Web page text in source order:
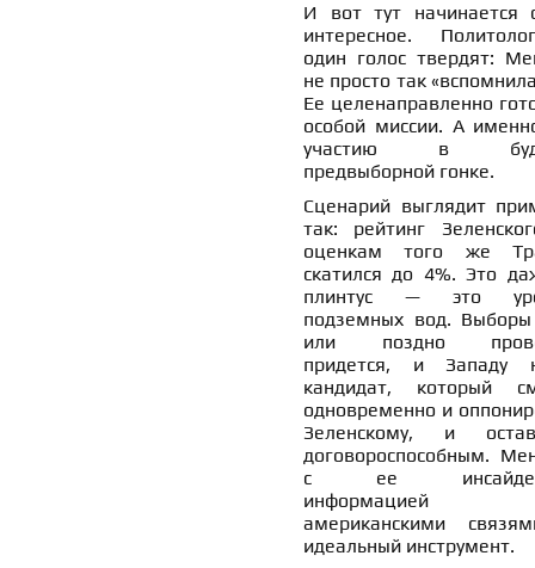
И вот тут начинается
интересное.
один голос твердят:
не просто так
Ее целенаправленно
особой миссии. А
участию в
предвыборной гонке.
Сценарий выглядит
так: рейтинг
оценкам того же
скатился до 4%. Это
плинтус — это
подземных вод.
или поздно
придется, и Западу
кандидат, который
одновременно и
Зеленскому, и
договороспособным.
с ее
американскими
идеальный инструмент.